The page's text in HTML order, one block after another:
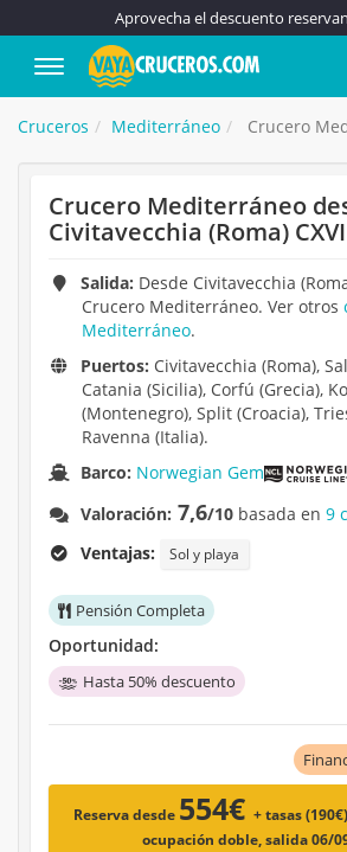
Aprovecha el descuento
Cruceros Mediterráneo Crucero
Crucero Mediterráneo
Civitavecchia (Roma) CXVI
Salida: Desde Civitavecchia
Crucero Mediterráneo. Ver otros
Mediterráneo.
Puertos: Civitavecchia (Roma),
Catania (Sicilia), Corfú (Grecia),
(Montenegro), Split (Croacia),
Ravenna (Italia).
Barco: Norwegian Gem
Valoración: 7,6/10 basada en9
Ventajas:
Sol y playa
Pensión Completa
Oportunidad:
Hasta 50% descuento
Reserva desde 554€ + tasas (190€)
ocupación doble, salida 06/